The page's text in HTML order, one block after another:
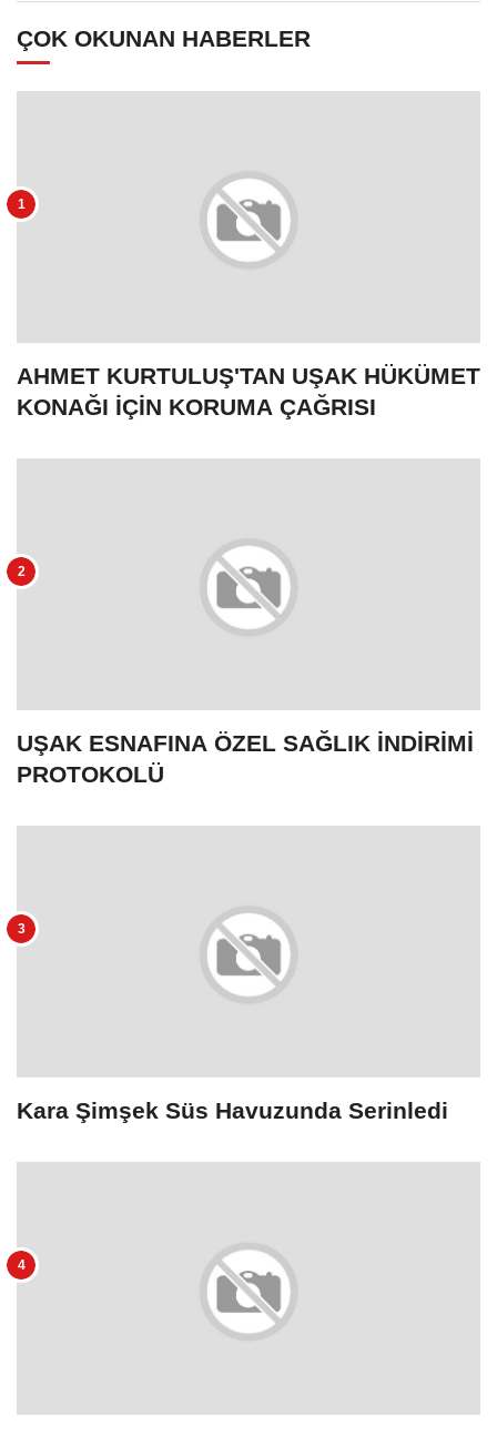
ÇOK OKUNAN HABERLER
AHMET KURTULUŞ'TAN UŞAK HÜKÜMET
KONAĞI İÇİN KORUMA ÇAĞRISI
UŞAK ESNAFINA ÖZEL SAĞLIK İNDİRİMİ
PROTOKOLÜ
Kara Şimşek Süs Havuzunda Serinledi